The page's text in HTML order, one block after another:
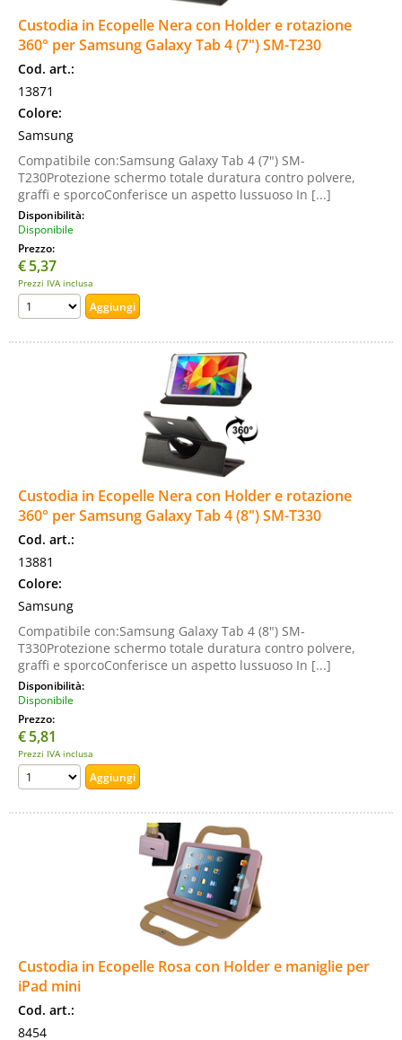
Custodia in Ecopelle Nera con Holder e rotazione
360° per Samsung Galaxy Tab 4 (7") SM-T230
Cod. art.:
13871
Colore:
Samsung
Compatibile con:Samsung Galaxy Tab 4 (7") SM-
T230Protezione schermo totale duratura contro polvere,
graffi e sporcoConferisce un aspetto lussuoso In [...]
Disponibilità:
Disponibile
Prezzo:
€5,37
Prezzi IVA inclusa
Custodia in Ecopelle Nera con Holder e rotazione
360° per Samsung Galaxy Tab 4 (8") SM-T330
Cod. art.:
13881
Colore:
Samsung
Compatibile con:Samsung Galaxy Tab 4 (8") SM-
T330Protezione schermo totale duratura contro polvere,
graffi e sporcoConferisce un aspetto lussuoso In [...]
Disponibilità:
Disponibile
Prezzo:
€5,81
Prezzi IVA inclusa
Custodia in Ecopelle Rosa con Holder e maniglie per
iPad mini
Cod. art.:
8454